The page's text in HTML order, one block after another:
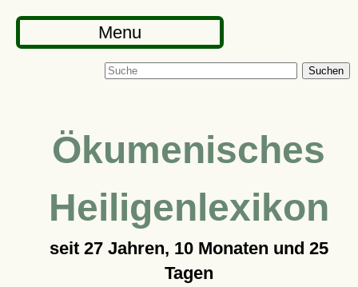
Menu
Suchen
Ökumenisches
Heiligenlexikon
seit 27 Jahren, 10 Monaten und 25
Tagen